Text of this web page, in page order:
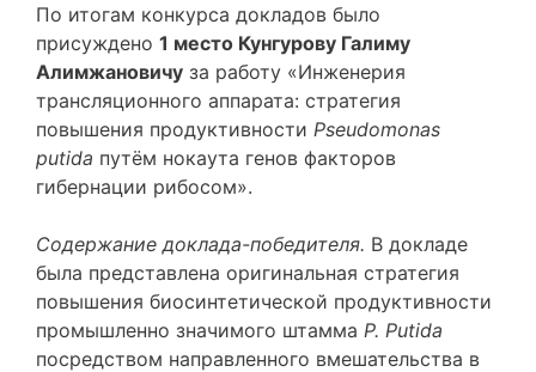
По итогам конкурса докладов было
присуждено 1 место Кунгурову Галиму
Алимжановичу за работу «Инженерия
трансляционного аппарата: стратегия
повышения продуктивности Pseudomonas
putida путём нокаута генов факторов
гибернации рибосом».
Содержание доклада-победителя. В докладе
была представлена оригинальная стратегия
повышения биосинтетической продуктивности
промышленно значимого штамма P. Putida
посредством направленного вмешательства в